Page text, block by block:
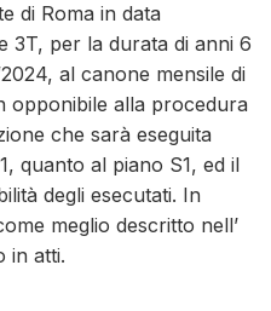
di Roma in data
3T, per la durata di anni 6
al canone mensile di
alla procedura
che sarà eseguita
quanto al piano S1, ed il
degli esecutati. In
meglio descritto nell’
in atti.